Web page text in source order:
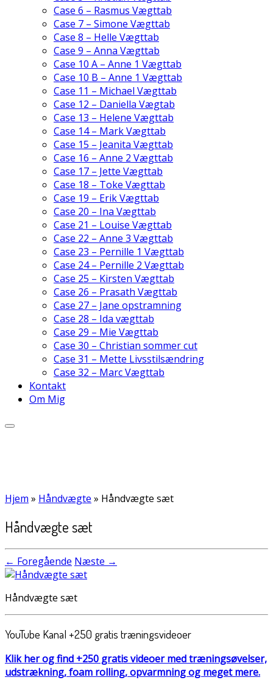
Case 6 – Rasmus Vægttab
Case 7 – Simone Vægttab
Case 8 – Helle Vægttab
Case 9 – Anna Vægttab
Case 10 A – Anne 1 Vægttab
Case 10 B – Anne 1 Vægttab
Case 11 – Michael Vægttab
Case 12 – Daniella Vægtab
Case 13 – Helene Vægttab
Case 14 – Mark Vægttab
Case 15 – Jeanita Vægttab
Case 16 – Anne 2 Vægttab
Case 17 – Jette Vægttab
Case 18 – Toke Vægttab
Case 19 – Erik Vægttab
Case 20 – Ina Vægttab
Case 21 – Louise Vægttab
Case 22 – Anne 3 Vægttab
Case 23 – Pernille 1 Vægttab
Case 24 – Pernille 2 Vægttab
Case 25 – Kirsten Vægttab
Case 26 – Prasath Vægttab
Case 27 – Jane opstramning
Case 28 – Ida vægttab
Case 29 – Mie Vægttab
Case 30 – Christian sommer cut
Case 31 – Mette Livsstilsændring
Case 32 – Marc Vægttab
Kontakt
Om Mig
Hjem » Håndvægte » Håndvægte sæt
Håndvægte sæt
← Foregående Næste →
Håndvægte sæt
YouTube Kanal +250 gratis træningsvideoer
Klik her og find +250 gratis videoer med træningsøvelser,
udstrækning, foam rolling, opvarmning og meget mere.